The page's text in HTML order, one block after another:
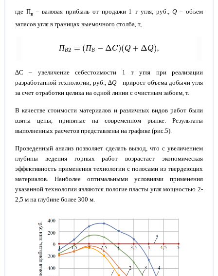
где Пв – валовая прибыль от продажи 1 т угля, руб.;Q– объем
запасов угля в границах выемочного столба, т,
П
В
П
В
=(П Δ C)(Q+ Δ Q ),
∆С – увеличение себестоимости 1 т угля при реализации
разработанной технологии, руб.; ∆Q– прирост объема добычи угля
за счет отработки целика на одной линии с очистным забоем, т.
В качестве стоимости материалов и различных видов работ были
взяты цены, принятые на современном рынке. Результаты
выполненных расчетов представлены на графике (рис.5).
Проведенный анализ позволяет сделать вывод, что с увеличением
глубины ведения горных работ возрастает экономическая
эффективность применения технологии с полосами из твердеющих
материалов. Наиболее оптимальными условиями применения
указанной технологии являются пологие пласты угля мощностью 2-
2,5 м на глубине более 300 м.